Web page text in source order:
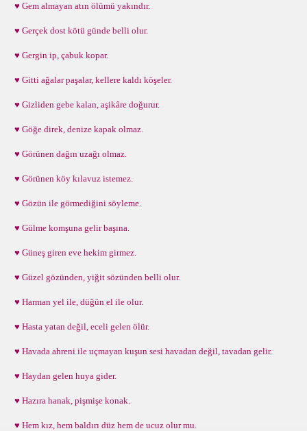
♥ Gem almayan atın ölümü yakındır.
♥ Gerçek dost kötü günde belli olur.
♥ Gergin ip, çabuk kopar.
♥ Gitti ağalar paşalar, kellere kaldı köşeler.
♥ Gizliden gebe kalan, aşikâre doğurur.
♥ Göğe direk, denize kapak olmaz.
♥ Görünen dağın uzağı olmaz.
♥ Görünen köy kılavuz istemez.
♥ Gözün ile görmediğini söyleme.
♥ Gülme komşuna gelir başına.
♥ Güneş giren eve hekim girmez.
♥ Güzel gözünden, yiğit sözünden belli olur.
♥ Harman yel ile, düğün el ile olur.
♥ Hasta yatan değil, eceli gelen ölür.
♥ Havada ahreni ile uçmayan kuşun sesi havadan değil, tavadan gelir.
♥ Haydan gelen huya gider.
♥ Hazıra hanak, pişmişe konak.
♥ Hem kız, hem baldırı düz hem de ucuz olur mu.